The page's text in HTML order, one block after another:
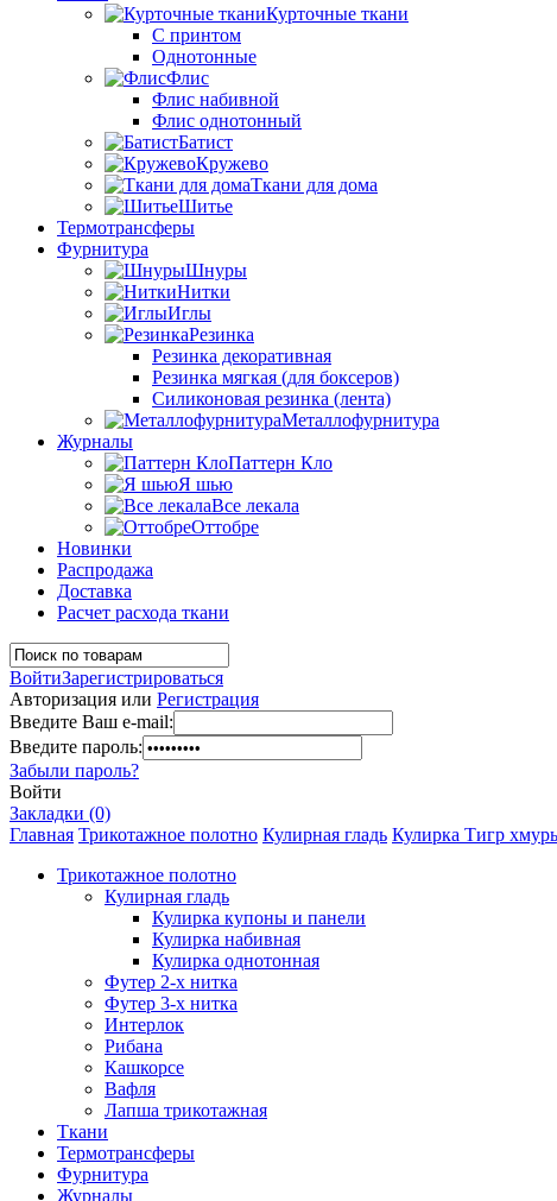
Курточные ткани
С принтом
Однотонные
Флис
Флис набивной
Флис однотонный
Батист
Кружево
Ткани для дома
Шитье
Термотрансферы
Фурнитура
Шнуры
Нитки
Иглы
Резинка
Резинка декоративная
Резинка мягкая (для боксеров)
Силиконовая резинка (лента)
Металлофурнитура
Журналы
Паттерн Кло
Я шью
Все лекала
Оттобре
Новинки
Распродажа
Доставка
Расчет расхода ткани
ВойтиЗарегистрироваться
Авторизация или Регистрация
Введите Ваш e-mail:
Введите пароль:
Забыли пароль?
Войти
Закладки (0)
Главная Трикотажное полотно Кулирная гладь Кулирка Тигр
Трикотажное полотно
Кулирная гладь
Кулирка купоны и панели
Кулирка набивная
Кулирка однотонная
Футер 2-х нитка
Футер 3-х нитка
Интерлок
Рибана
Кашкорсе
Вафля
Лапша трикотажная
Ткани
Термотрансферы
Фурнитура
Журналы